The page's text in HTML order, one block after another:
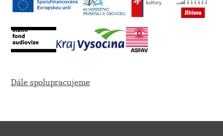
Dále spolupracujeme